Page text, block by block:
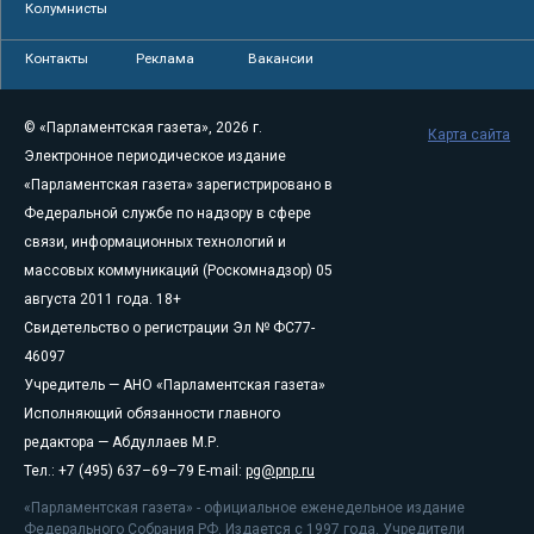
Колумнисты
Контакты Реклама Вакансии
© «Парламентская газета», 2026 г.
Электронное периодическое издание
«Парламентская газета» зарегистрировано в
Федеральной службе по надзору в сфере
связи, информационных технологий и
массовых коммуникаций (Роскомнадзор) 05
августа 2011 года. 18+
Свидетельство о регистрации Эл № ФС77-
46097
Учредитель — АНО «Парламентская газета»
Исполняющий обязанности главного
редактора — Абдуллаев М.Р.
Тел.: +7 (495) 637–69–79 E-mail: pg@pnp.ru
«Парламентская газета» - официальное еженедельное издание
Федерального Собрания РФ. Издается с 1997 года. Учредители
Карта сайта